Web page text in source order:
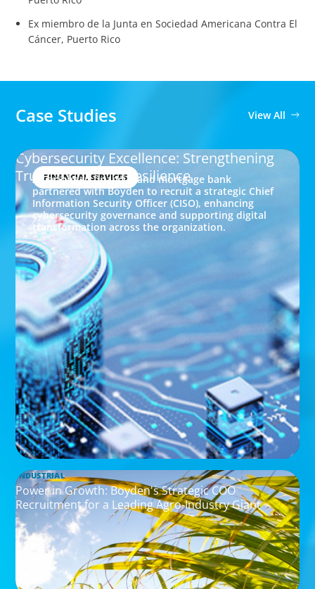
Ex miembro de la Junta en Sociedad Americana Contra El
Cáncer, Puerto Rico
Case Studies View All
FINANCIAL SERVICES
Cybersecurity Excellence: Strengthening
Trust and Digital Resilience
A Caribbean financial and mortgage bank
partnered with Boyden to recruit a strategic Chief
Information Security Officer (CISO), enhancing
cybersecurity governance and supporting digital
transformation across the organization.
INDUSTRIAL
Power in Growth: Boyden's Strategic COO
Recruitment for a Leading Agro-Industry Giant